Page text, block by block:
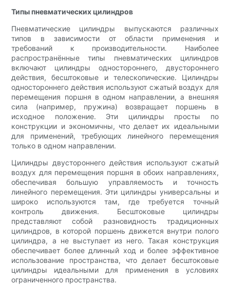
Типы пневматических цилиндров
Пневматические цилиндры выпускаются различных
типов в зависимости от области применения и
требований к производительности. Наиболее
распространённые типы пневматических цилиндров
включают цилиндры одностороннего, двустороннего
действия, бесштоковые и телескопические. Цилиндры
одностороннего действия используют сжатый воздух для
перемещения поршня в одном направлении, а внешняя
сила (например, пружина) возвращает поршень в
исходное положение. Эти цилиндры просты по
конструкции и экономичны, что делает их идеальными
для применений, требующих линейного перемещения
только в одном направлении.
Цилиндры двустороннего действия используют сжатый
воздух для перемещения поршня в обоих направлениях,
обеспечивая большую управляемость и точность
линейного перемещения. Эти цилиндры универсальны и
широко используются там, где требуется точный
контроль движения. Бесштоковые цилиндры
представляют собой разновидность традиционных
цилиндров, в которой поршень движется внутри полого
цилиндра, а не выступает из него. Такая конструкция
обеспечивает более длинный ход и более эффективное
использование пространства, что делает бесштоковые
цилиндры идеальными для применения в условиях
ограниченного пространства.